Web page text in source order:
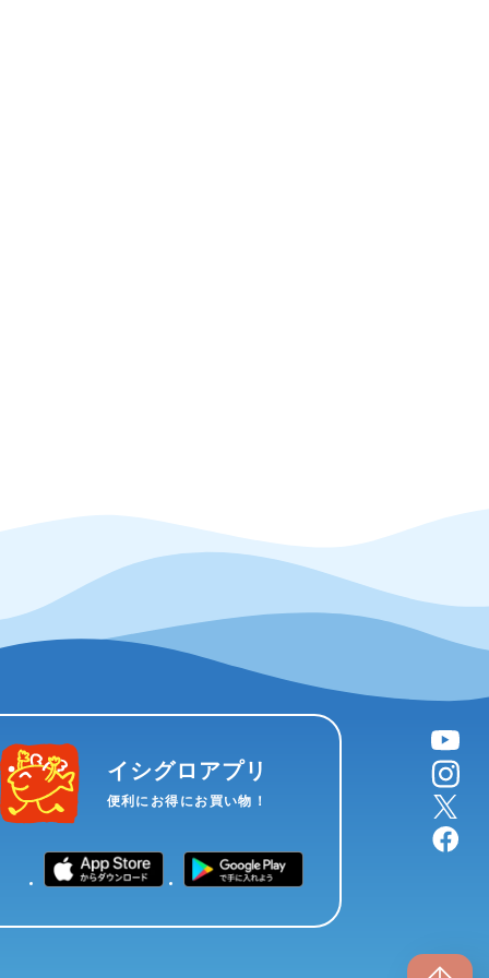
イシグロアプリ
便利にお得にお買い物！
YouTube
instagram
X
facebook